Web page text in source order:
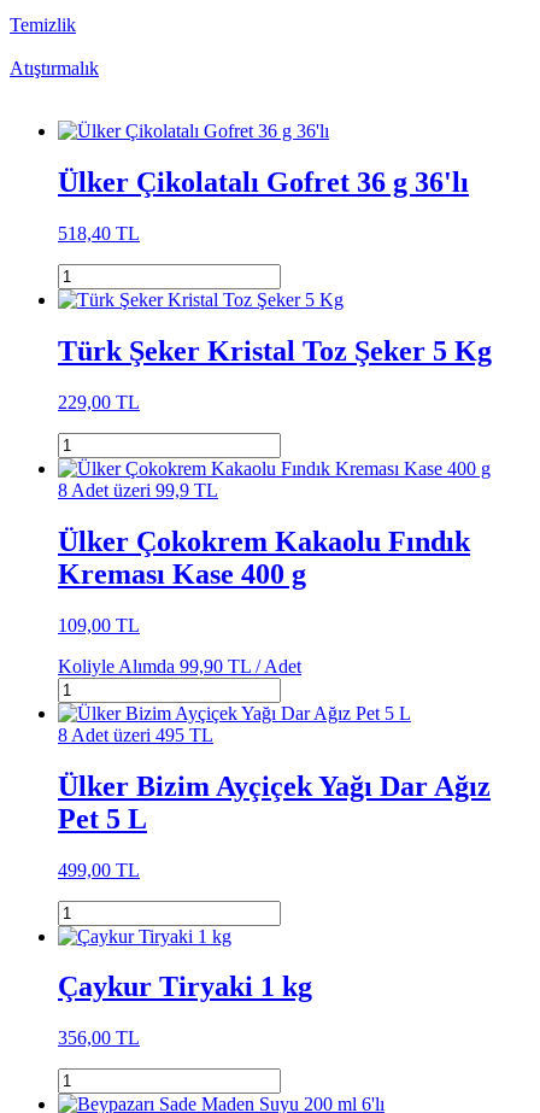
Temizlik
Atıştırmalık
Ülker Çikolatalı Gofret 36 g 36'lı
518,40 TL
Türk Şeker Kristal Toz Şeker 5 Kg
229,00 TL
8 Adet üzeri 99,9 TL
Ülker Çokokrem Kakaolu Fındık
Kreması Kase 400 g
109,00 TL
Koliyle Alımda 99,90 TL /Adet
8 Adet üzeri 495 TL
Ülker Bizim Ayçiçek Yağı Dar Ağız
Pet 5 L
499,00 TL
Çaykur Tiryaki 1 kg
356,00 TL